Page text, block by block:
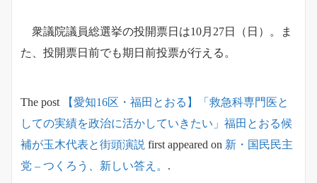
衆議院議員総選挙の投開票日は10月27日（日）。ま
た、投開票日前でも期日前投票が行える。
The post
【愛知16区・福田とおる】「救急科専門医と
しての実績を政治に活かしていきたい」福田とおる候
補が玉木代表と街頭演説 first appeared on 新・国民民主
党 – つくろう、新しい答え。 .